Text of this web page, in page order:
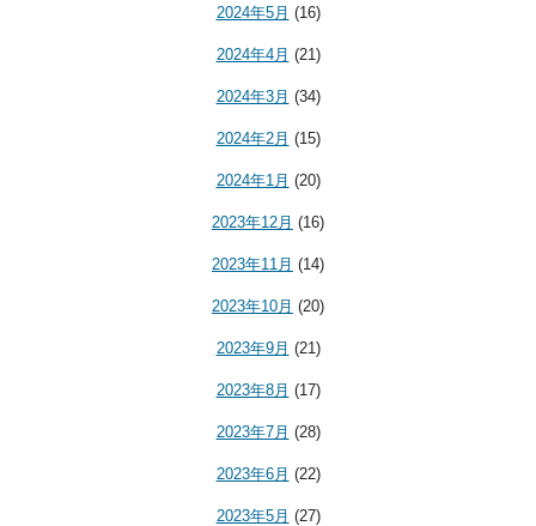
2024年5月 (16)
2024年4月 (21)
2024年3月 (34)
2024年2月 (15)
2024年1月 (20)
2023年12月 (16)
2023年11月 (14)
2023年10月 (20)
2023年9月 (21)
2023年8月 (17)
2023年7月 (28)
2023年6月 (22)
2023年5月 (27)